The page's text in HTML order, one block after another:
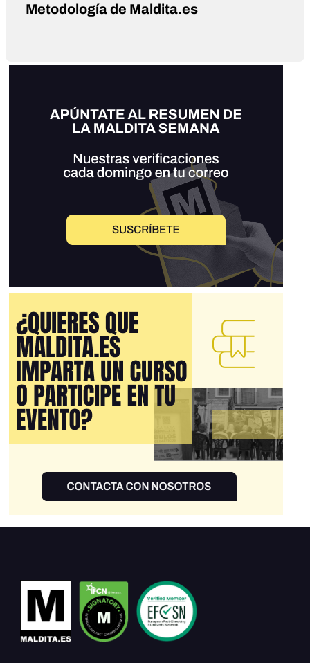
Metodología de Maldita.es